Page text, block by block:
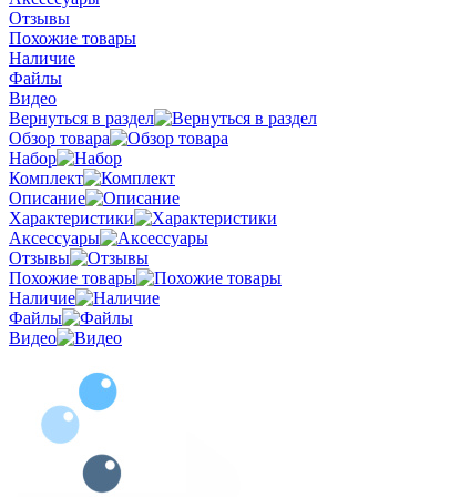
Отзывы
Похожие товары
Наличие
Файлы
Видео
Вернуться в раздел
Обзор товара
Набор
Комплект
Описание
Характеристики
Аксессуары
Отзывы
Похожие товары
Наличие
Файлы
Видео